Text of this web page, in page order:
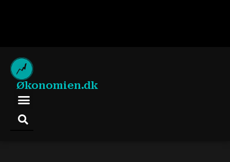
Økonomien.dk